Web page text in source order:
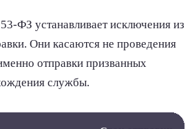
ФЗ устанавливает исключения из
Они касаются не проведения
отправки призванных
службы.